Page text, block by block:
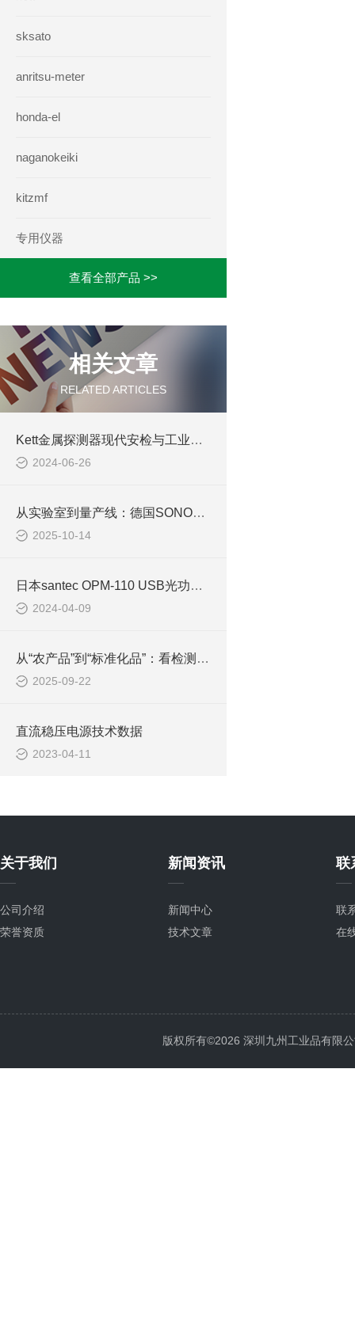
sksato
anritsu-meter
honda-el
naganokeiki
kitzmf
专用仪器
查看全部产品 >>
相关文章
RELATED ARTICLES
Kett金属探测器现代安检与工业检测的得力助手
2024-06-26
从实验室到量产线：德国SONOSYS兆声波设备如何跨越半导体制造的可靠性
2025-10-14
日本santec OPM-110 USB光功率计的应用
2024-04-09
从“农产品”到“标准化品”：看检测科技如何重塑鸡蛋的供应链与价值链
2025-09-22
直流稳压电源技术数据
2023-04-11
关于我们
公司介绍
荣誉资质
新闻资讯
新闻中心
技术文章
联
联
在
版权所有©2026 深圳九州工业品有限